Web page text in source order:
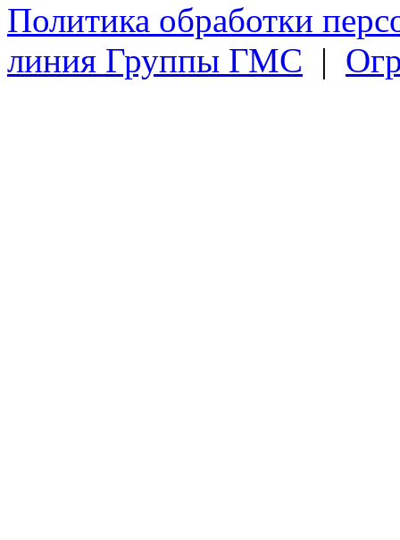
Политика обработки
линия Группы ГМС |